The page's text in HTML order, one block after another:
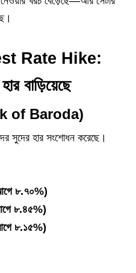
Rate Hike:
বাড়িয়েছে
of Baroda)
সুদের হার সংশোধন করেছে।
৮.৭০%)
৮.৪৫%)
৮.১৫%)